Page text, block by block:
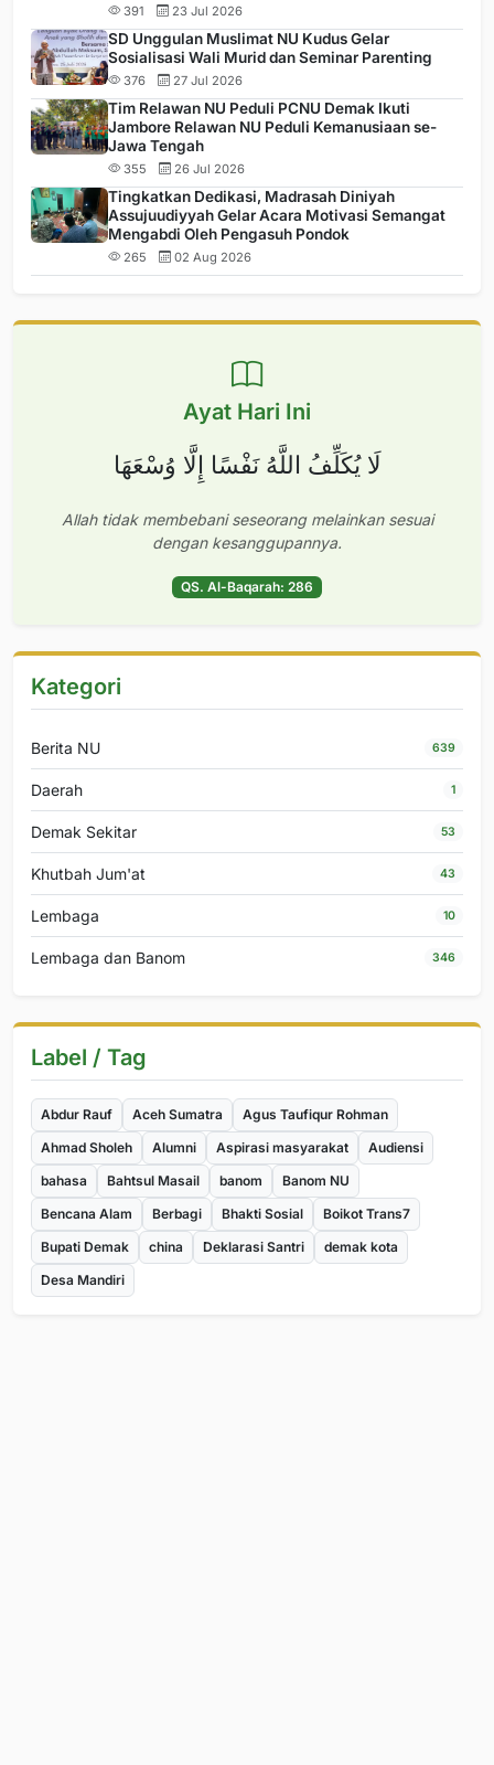
391 23 Jul 2026
SD Unggulan Muslimat NU Kudus Gelar
Sosialisasi Wali Murid dan Seminar Parenting
376 27 Jul 2026
Tim Relawan NU Peduli PCNU Demak Ikuti
Jambore Relawan NU Peduli Kemanusiaan se-
Jawa Tengah
355 26 Jul 2026
Tingkatkan Dedikasi, Madrasah Diniyah
Assujuudiyyah Gelar Acara Motivasi Semangat
Mengabdi Oleh Pengasuh Pondok
265 02 Aug 2026
Ayat Hari Ini
لَا يُكَلِّفُ اللَّهُ نَفْسًا إِلَّا وُسْعَهَا
Allah tidak membebani seseorang melainkan sesuai
dengan kesanggupannya.
QS. Al-Baqarah: 286
Kategori
Berita NU 639
Daerah 1
Demak Sekitar 53
Khutbah Jum'at 43
Lembaga 10
Lembaga dan Banom 346
Label / Tag
Abdur Rauf Aceh Sumatra
Agus Taufiqur Rohman
Ahmad Sholeh
Alumni Aspirasi masyarakat
Audiensi
bahasa
Bahtsul Masail banom
Banom NU
Bencana Alam
Berbagi Bhakti Sosial
Boikot Trans7
Bupati Demak
china Deklarasi Santri
demak kota
Desa Mandiri